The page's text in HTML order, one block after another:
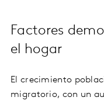
Factores
el hogar
El crecimiento
migratorio, con un